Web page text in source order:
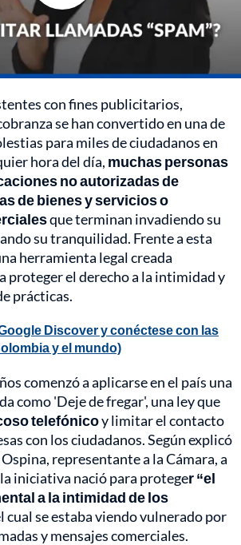
con fines publicitarios,
se han convertido en una de
para miles de ciudadanos en
hora del día, muchas personas
no autorizadas de
de bienes y servicios o
que terminan invadiendo su
su tranquilidad. Frente a esta
herramienta legal creada
proteger el derecho a la intimidad y
prácticas.
Discover y conéctese con las
y el mundo)
comenzó a aplicarse en el país una
como 'Deje de fregar', una ley que
telefónicoy limitar el contacto
con los ciudadanos. Según explicó
representante a la Cámara, a
iniciativa nació para proteger “el
a la intimidad de los
cual se estaba viendo vulnerado por
y mensajes comerciales.